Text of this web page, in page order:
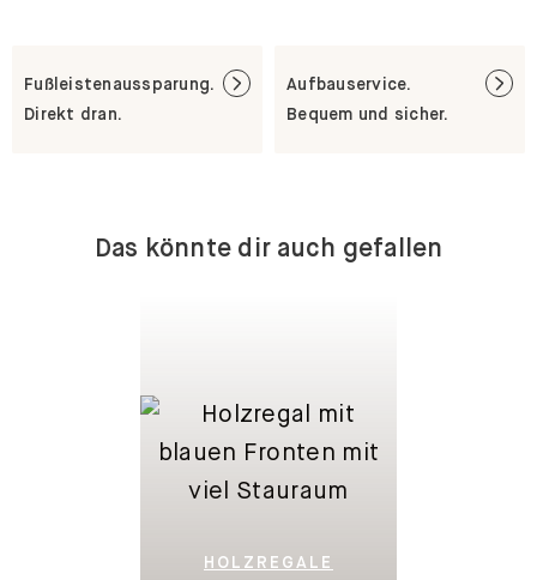
Fußleistenaussparung.
Direkt dran.
Aufbauservice.
Bequem und sicher.
Das könnte dir auch gefallen
HOLZREGALE